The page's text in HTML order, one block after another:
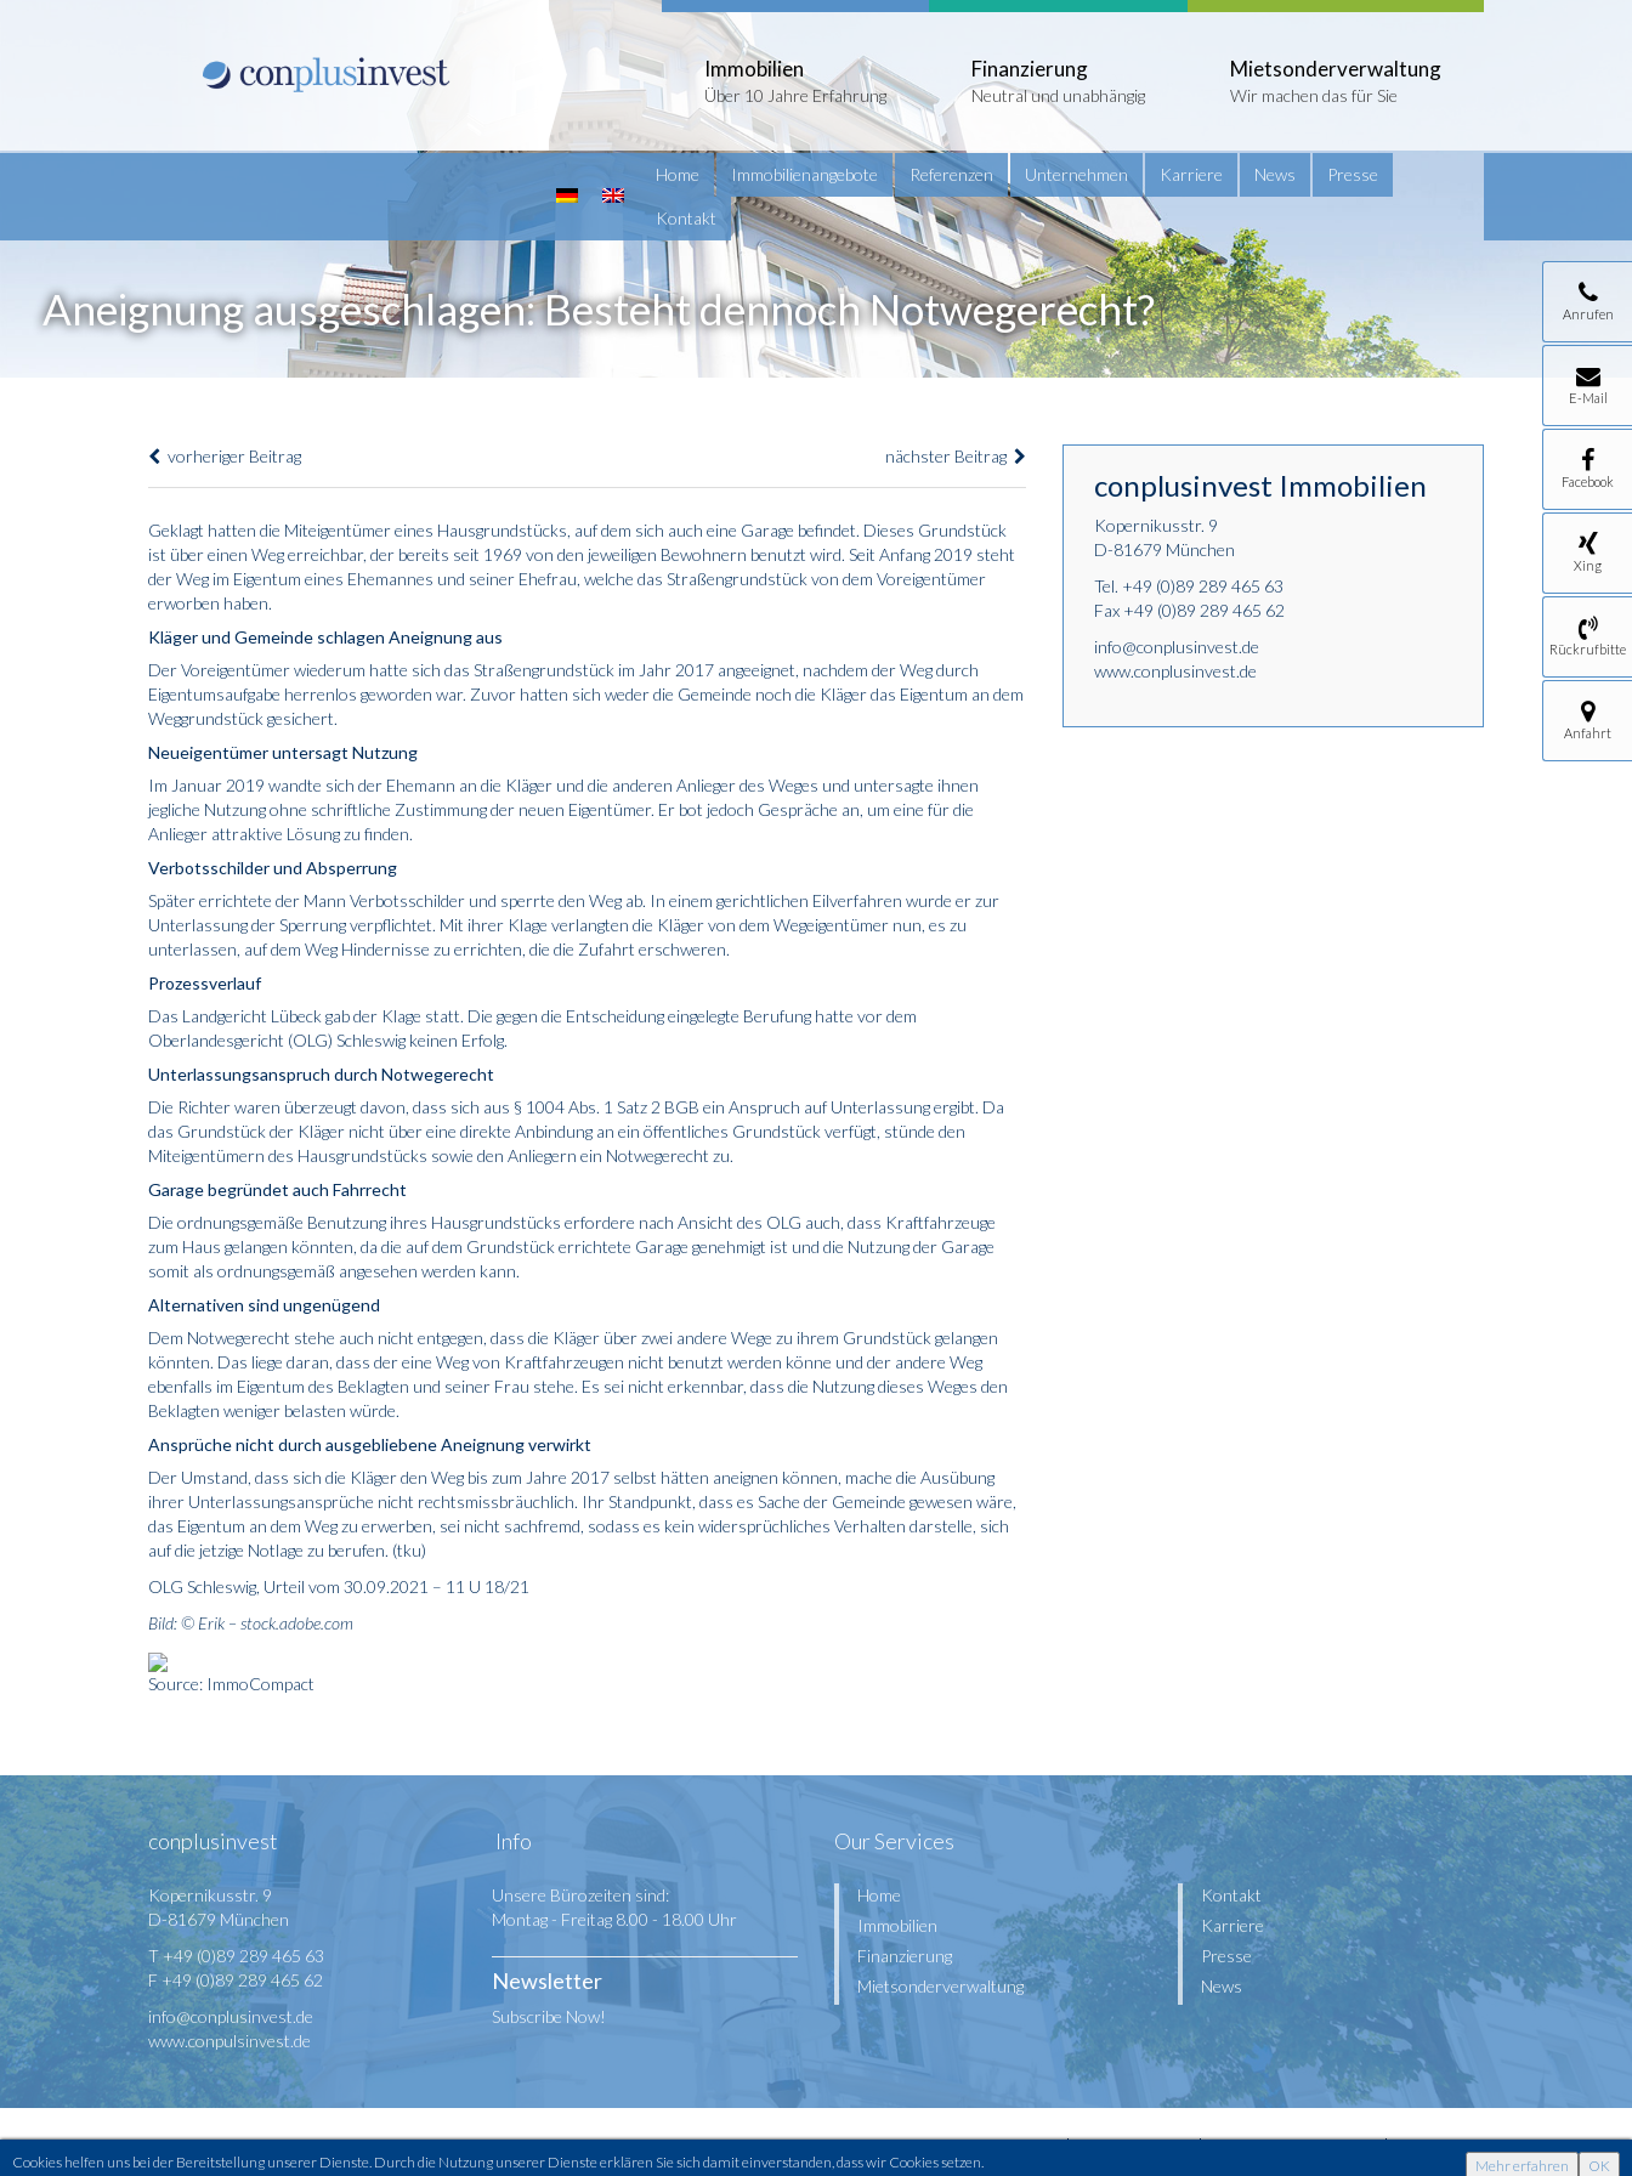
Cookies helfen uns bei der Bereitstellung unserer Dienste. Durch die Nutzung unserer Dienste erklären Sie sich damit einverstanden, dass wir Cookies setzen. Mehr erfahren OK
Immobilien
Über 10 Jahre Erfahrung
Finanzierung
Neutral und unabhängig
Mietsonderverwaltung
Wir machen das für Sie
Home Immobilienangebote Referenzen Unternehmen Karriere News Presse
Kontakt
Aneignung ausgeschlagen: Besteht dennoch Notwegerecht? Anrufen
E-Mail
Facebook
Xing
Rückrufbitte
Anfahrt
vorheriger Beitrag nächster Beitrag
Geklagt hatten die Miteigentümer eines Hausgrundstücks, auf dem sich auch eine Garage befindet. Dieses Grundstück
ist über einen Weg erreichbar, der bereits seit 1969 von den jeweiligen Bewohnern benutzt wird. Seit Anfang 2019 steht
der Weg im Eigentum eines Ehemannes und seiner Ehefrau, welche das Straßengrundstück von dem Voreigentümer
erworben haben.
Kläger und Gemeinde schlagen Aneignung aus
Der Voreigentümer wiederum hatte sich das Straßengrundstück im Jahr 2017 angeeignet, nachdem der Weg durch
Eigentumsaufgabe herrenlos geworden war. Zuvor hatten sich weder die Gemeinde noch die Kläger das Eigentum an dem
Weggrundstück gesichert.
Neueigentümer untersagt Nutzung
Im Januar 2019 wandte sich der Ehemann an die Kläger und die anderen Anlieger des Weges und untersagte ihnen
jegliche Nutzung ohne schriftliche Zustimmung der neuen Eigentümer. Er bot jedoch Gespräche an, um eine für die
Anlieger attraktive Lösung zu finden.
Verbotsschilder und Absperrung
Später errichtete der Mann Verbotsschilder und sperrte den Weg ab. In einem gerichtlichen Eilverfahren wurde er zur
Unterlassung der Sperrung verpflichtet. Mit ihrer Klage verlangten die Kläger von dem Wegeigentümer nun, es zu
unterlassen, auf dem Weg Hindernisse zu errichten, die die Zufahrt erschweren.
Prozessverlauf
Das Landgericht Lübeck gab der Klage statt. Die gegen die Entscheidung eingelegte Berufung hatte vor dem
Oberlandesgericht (OLG) Schleswig keinen Erfolg.
Unterlassungsanspruch durch Notwegerecht
Die Richter waren überzeugt davon, dass sich aus § 1004 Abs. 1 Satz 2 BGB ein Anspruch auf Unterlassung ergibt. Da
das Grundstück der Kläger nicht über eine direkte Anbindung an ein öffentliches Grundstück verfügt, stünde den
Miteigentümern des Hausgrundstücks sowie den Anliegern ein Notwegerecht zu.
Garage begründet auch Fahrrecht
Die ordnungsgemäße Benutzung ihres Hausgrundstücks erfordere nach Ansicht des OLG auch, dass Kraftfahrzeuge
zum Haus gelangen könnten, da die auf dem Grundstück errichtete Garage genehmigt ist und die Nutzung der Garage
somit als ordnungsgemäß angesehen werden kann.
Alternativen sind ungenügend
Dem Notwegerecht stehe auch nicht entgegen, dass die Kläger über zwei andere Wege zu ihrem Grundstück gelangen
könnten. Das liege daran, dass der eine Weg von Kraftfahrzeugen nicht benutzt werden könne und der andere Weg
ebenfalls im Eigentum des Beklagten und seiner Frau stehe. Es sei nicht erkennbar, dass die Nutzung dieses Weges den
Beklagten weniger belasten würde.
Ansprüche nicht durch ausgebliebene Aneignung verwirkt
Der Umstand, dass sich die Kläger den Weg bis zum Jahre 2017 selbst hätten aneignen können, mache die Ausübung
ihrer Unterlassungsansprüche nicht rechtsmissbräuchlich. Ihr Standpunkt, dass es Sache der Gemeinde gewesen wäre,
das Eigentum an dem Weg zu erwerben, sei nicht sachfremd, sodass es kein widersprüchliches Verhalten darstelle, sich
auf die jetzige Notlage zu berufen. (tku)
OLG Schleswig, Urteil vom 30.09.2021 – 11 U 18/21
Bild: © Erik – stock.adobe.com
Source: ImmoCompact
conplusinvest Immobilien
Kopernikusstr. 9
D-81679 München
Tel. +49 (0)89 289 465 63
Fax +49 (0)89 289 465 62
info@conplusinvest.de
www.conplusinvest.de
conplusinvest
Kopernikusstr. 9
D-81679 München
T +49 (0)89 289 465 63
F +49 (0)89 289 465 62
info@conplusinvest.de
www.conpulsinvest.de
Info
Unsere Bürozeiten sind:
Montag - Freitag 8.00 - 18.00 Uhr
Newsletter
Subscribe Now!
Our Services
Home
Immobilien
Finanzierung
Mietsonderverwaltung
Kontakt
Karriere
Presse
News